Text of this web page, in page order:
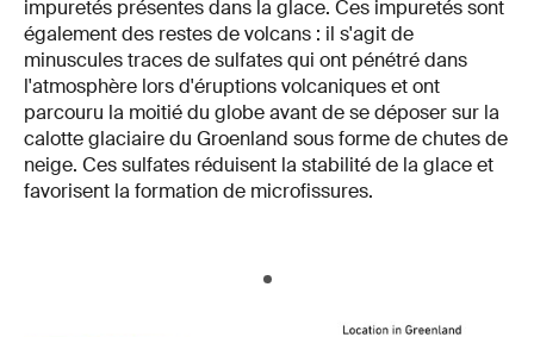
impuretés présentes dans la glace. Ces impuretés sont
également des restes de volcans : il s'agit de
minuscules traces de sulfates qui ont pénétré dans
l'atmosphère lors d'éruptions volcaniques et ont
parcouru la moitié du globe avant de se déposer sur la
calotte glaciaire du Groenland sous forme de chutes de
neige. Ces sulfates réduisent la stabilité de la glace et
favorisent la formation de microfissures.